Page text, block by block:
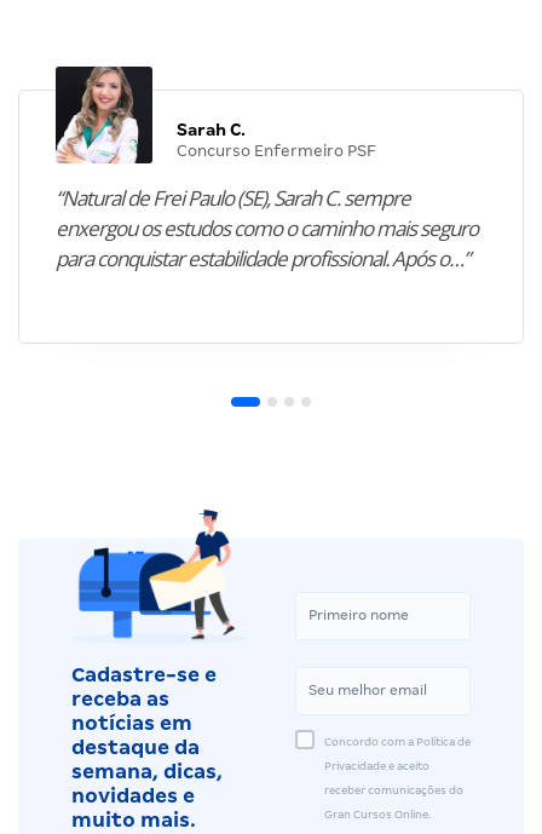
Sarah C.
Concurso Enfermeiro PSF
“Natural de Frei Paulo (SE), Sarah C. sempre
enxergou os estudos como o caminho mais seguro
para conquistar estabilidade profissional. Após o…”
Cadastre-se e
receba as
notícias em
destaque da
semana, dicas,
novidades e
muito mais.
Concordo com a Política de
Privacidade e aceito
receber comunicações do
Gran Cursos Online.